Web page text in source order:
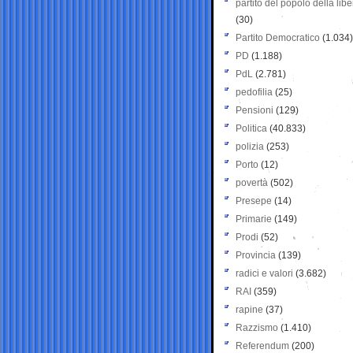
partito del popolo della
(30)
Partito Democratico (1.034)
PD (1.188)
PdL (2.781)
pedofilia (25)
Pensioni (129)
Politica (40.833)
polizia (253)
Porto (12)
povertà (502)
Presepe (14)
Primarie (149)
Prodi (52)
Provincia (139)
radici e valori (3.682)
RAI (359)
rapine (37)
Razzismo (1.410)
Referendum (200)